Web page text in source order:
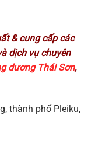
& cung cấp các
dịch vụ chuyên
dương Thái Sơn,
thành phố Pleiku,